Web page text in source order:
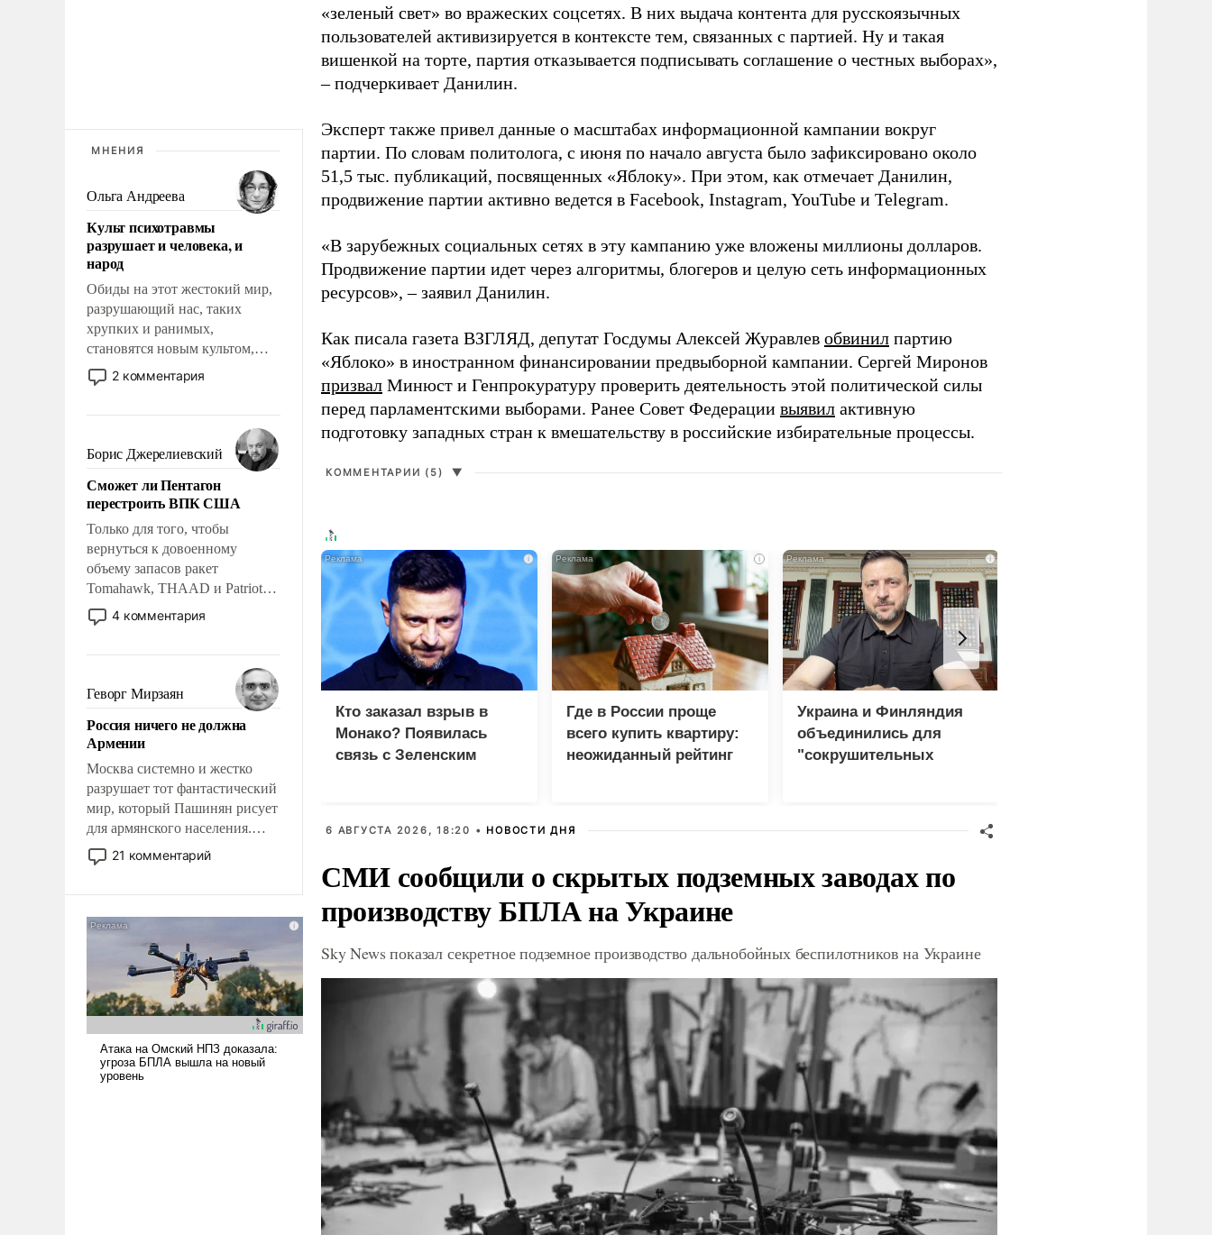
МНЕНИЯ
Ольга Андреева
Культ психотравмы
разрушает и человека, и
народ
Обиды на этот жестокий мир,
разрушающий нас, таких
хрупких и ранимых,
становятся новым культом,
постепенно вытесняя и
отменяя традиционное
мужественным и твердым под
ударами судьбы, брать на себя
ответственность, помогать
слабым, идти вперед и
адаптироваться.
2 комментария
Борис Джерелиевский
Сможет ли Пентагон
перестроить ВПК США
Только для того, чтобы
вернуться к довоенному
объему запасов ракет
Tomahawk, THAAD и Patriot
США потребуется более трех
лет. Даже небольшая война с
Сложившаяся ситуация
означает многолетний период
уязвимости США, например,
перед Китаем.
4 комментария
Геворг Мирзаян
Россия ничего не должна
Армении
Москва системно и жестко
разрушает тот фантастический
мир, который Пашинян рисует
для армянского населения.
Мир, где политические
прожекты будут безусловно
налогоплательщиков и где
Еревану за свои поступки не
нужно отвечать.
21 комментарий
«зеленый свет» во вражеских соцсетях. В них выдача контента для русскоязычных
пользователей активизируется в контексте тем, связанных с партией. Ну и такая
вишенкой на торте, партия отказывается подписывать соглашение о честных выборах»,
– подчеркивает Данилин.
Эксперт также привел данные о масштабах информационной кампании вокруг
партии. По словам политолога, с июня по начало августа было зафиксировано около
51,5 тыс. публикаций, посвященных «Яблоку». При этом, как отмечает Данилин,
продвижение партии активно ведется в Facebook, Instagram, YouTube и Telegram.
«В зарубежных социальных сетях в эту кампанию уже вложены миллионы долларов.
Продвижение партии идет через алгоритмы, блогеров и целую сеть информационных
ресурсов», – заявил Данилин.
Как писала газета ВЗГЛЯД, депутат Госдумы Алексей Журавлев обвинил партию
«Яблоко» в иностранном финансировании предвыборной кампании. Сергей Миронов
призвал Минюст и Генпрокуратуру проверить деятельность этой политической силы
перед парламентскими выборами. Ранее Совет Федерации выявил активную
подготовку западных стран к вмешательству в российские избирательные процессы.
КОММЕНТАРИИ (5) ▼
i
Кто заказал взрыв в
Монако? Появилась
связь с Зеленским
i
Где в России проще
всего купить квартиру:
неожиданный рейтинг
i
Украина и Финляндия
объединились для
"сокрушительных
6 АВГУСТА 2026, 18:20 • НОВОСТИ ДНЯ
СМИ сообщили о скрытых подземных заводах по
производству БПЛА на Украине
Sky News показал секретное подземное производство дальнобойных беспилотников на Украине